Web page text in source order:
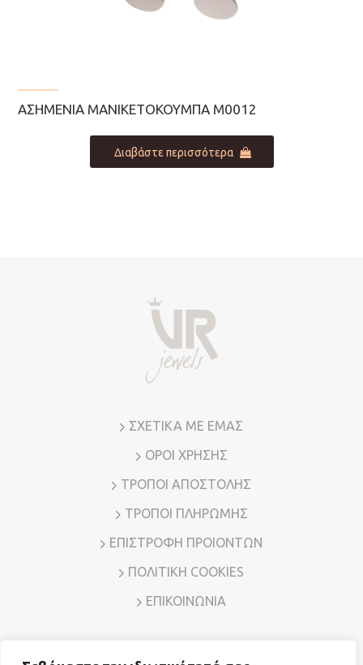
ΑΣΗΜΈΝΙΑ ΜΑΝΙΚΕΤΌΚΟΥΜΠΑ Μ0012
Διαβάστε περισσότερα
ΣΧΕΤΙΚΑ ΜΕ ΕΜΑΣ
ΟΡΟΙ ΧΡΗΣΗΣ
ΤΡΟΠΟΙ ΑΠΟΣΤΟΛΗΣ
ΤΡΟΠΟΙ ΠΛΗΡΩΜΗΣ
ΕΠΙΣΤΡΟΦΗ ΠΡΟΙΟΝΤΩΝ
ΠΟΛΙΤΙΚΗ COOKIES
ΕΠΙΚΟΙΝΩΝΙΑ